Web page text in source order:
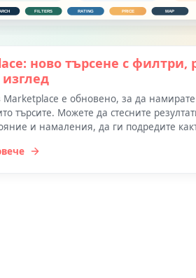
ново търсене с филтри,
Marketplace е обновено, за да намирате
търсите. Можете да стесните
и намаления, да ги подредите